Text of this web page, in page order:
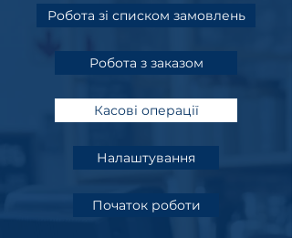
Робота зі списком замовлень
Робота з заказом
Касові операції
Налаштування
Початок роботи